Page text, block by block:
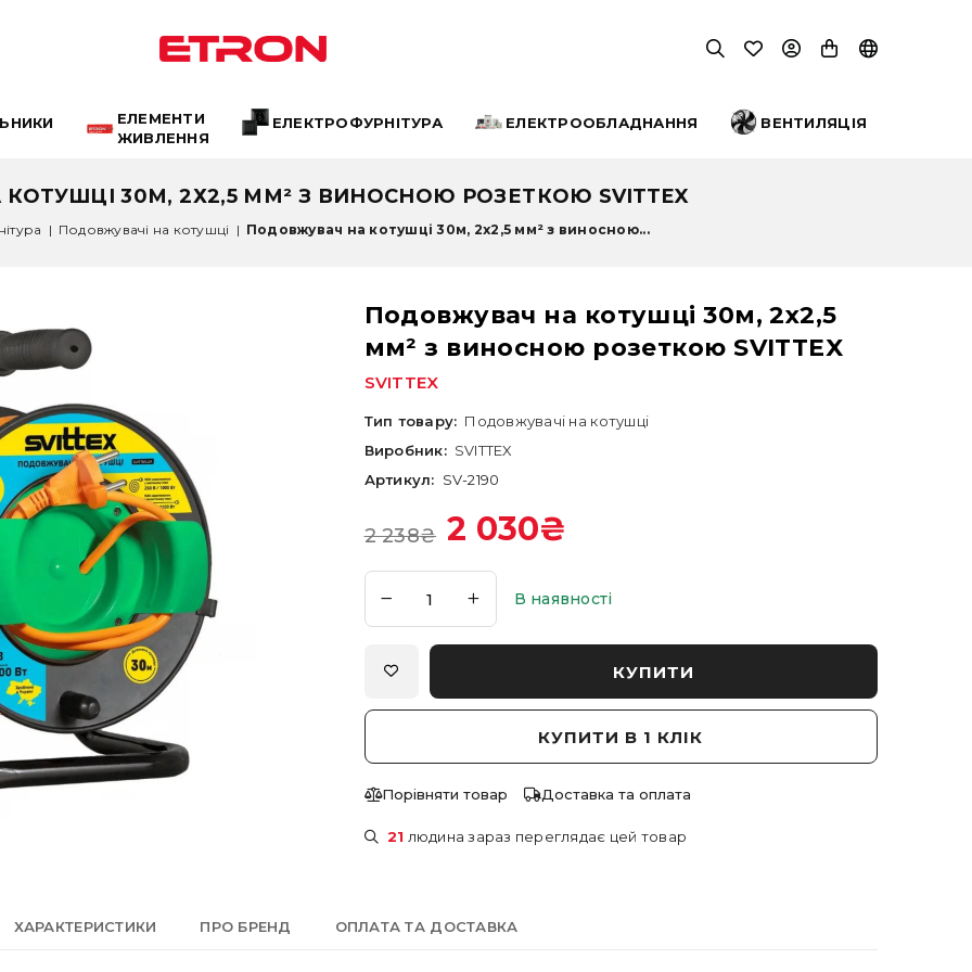
ЕЛЕМЕНТИ
ЖИВЛЕННЯ
ЕЛЕКТРОФУРНІТУРА ЕЛЕКТРООБЛАДНАННЯ ВЕНТИЛЯЦІЯ
30М, 2Х2,5 ММ² З ВИНОСНОЮ РОЗЕТКОЮ SVITTEX
| Подовжувачі на котушці | Подовжувач на котушці 30м, 2х2,5 мм² з виносною...
Подовжувач на котушці 30м, 2х2,5
мм² з виносною розеткою SVITTEX
SVITTEX
Тип товару: Подовжувачі на котушці
Виробник: SVITTEX
Артикул: SV-2190
2 238₴ 2 030₴
В наявності
КУПИТИ
КУПИТИ В 1 КЛІК
Порівняти товар Доставка та оплата
21 людина зараз переглядає цей товар
ХАРАКТЕРИСТИКИ ПРО БРЕНД ОПЛАТА ТА ДОСТАВКА